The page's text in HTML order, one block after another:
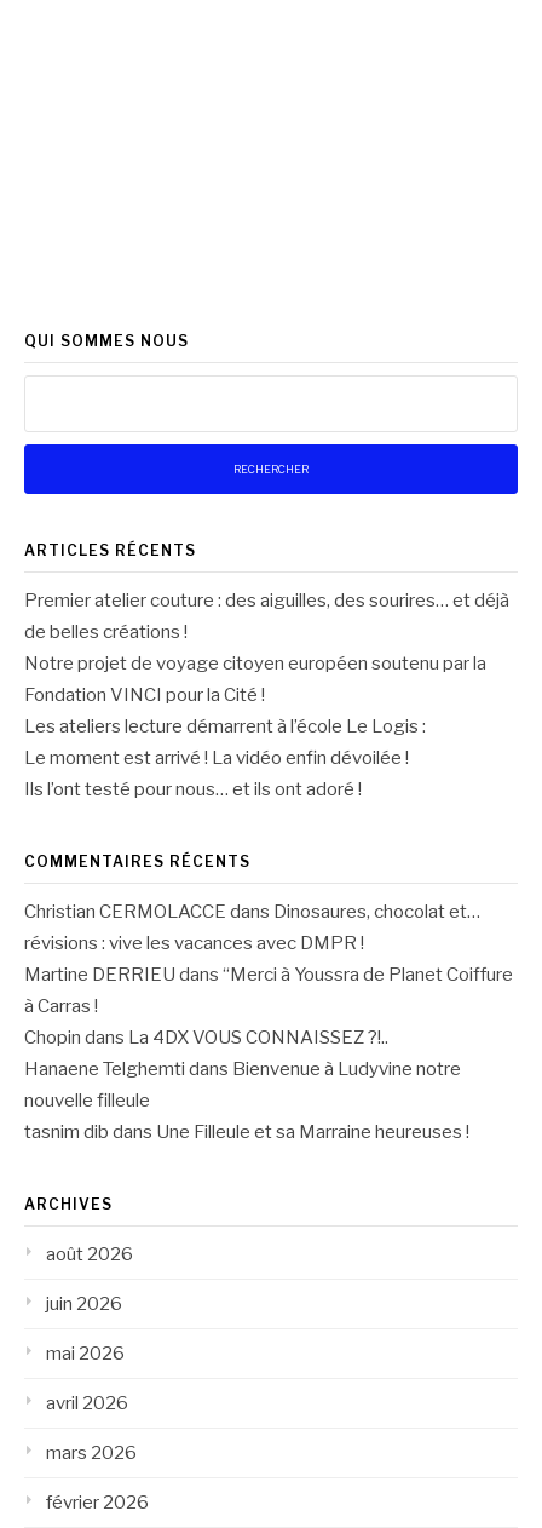
QUI SOMMES NOUS
ARTICLES RÉCENTS
Premier atelier couture : des aiguilles, des sourires… et déjà
de belles créations !
Notre projet de voyage citoyen européen soutenu par la
Fondation VINCI pour la Cité !
Les ateliers lecture démarrent à l’école Le Logis :
Le moment est arrivé ! La vidéo enfin dévoilée !
Ils l’ont testé pour nous… et ils ont adoré !
COMMENTAIRES RÉCENTS
Christian CERMOLACCE dans Dinosaures, chocolat et…
révisions : vive les vacances avec DMPR !
Martine DERRIEU dans “Merci à Youssra de Planet Coiffure
à Carras !
Chopin dans La 4DX VOUS CONNAISSEZ ?!..
Hanaene Telghemti dans Bienvenue à Ludyvine notre
nouvelle filleule
tasnim dib dans Une Filleule et sa Marraine heureuses !
ARCHIVES
août 2026
juin 2026
mai 2026
avril 2026
mars 2026
février 2026